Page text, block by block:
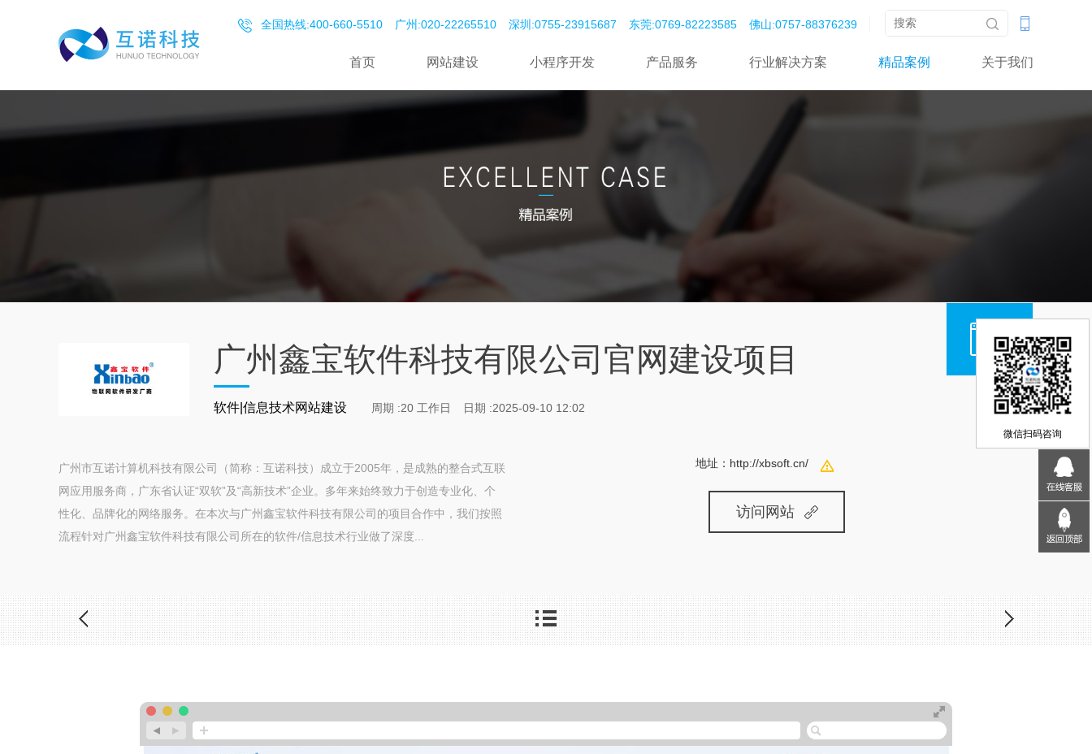
全国热线:400-660-5510 广州:020-22265510 深圳:0755-23915687 东莞:‭0769-82223585‬‬‬ 佛山:0757-88376239‬‬‬
首页 网站建设 小程序开发 产品服务 行业解决方案 精品案例 关于我们
广州鑫宝软件科技有限公司官网建设项目
软件|信息技术网站建设 周期 :20 工作日 日期 :2025-09-10 12:02
广州市互诺计算机科技有限公司（简称：互诺科技）成立于2005年，是成熟的整合式互联
网应用服务商，广东省认证“双软”及“高新技术”企业。多年来始终致力于创造专业化、个
性化、品牌化的网络服务。在本次与广州鑫宝软件科技有限公司的项目合作中，我们按照
流程针对广州鑫宝软件科技有限公司所在的软件/信息技术行业做了深度...
地址： http://xbsoft.cn/
访问网站
微信扫码咨询